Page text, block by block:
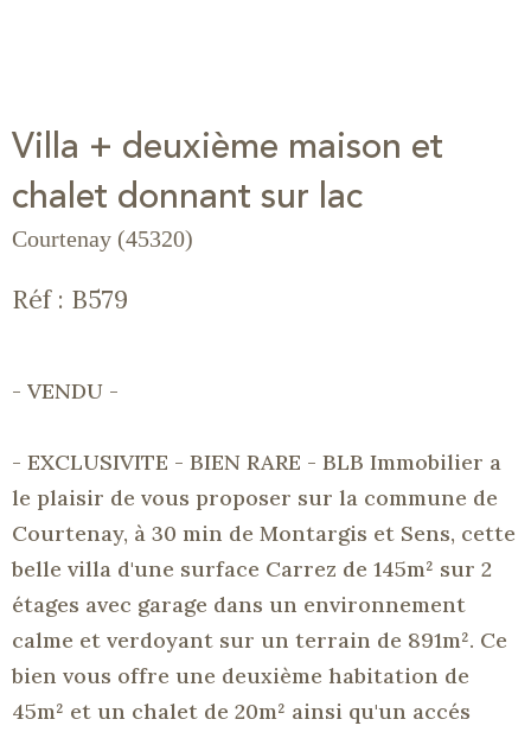
Villa + deuxième maison et
chalet donnant sur lac
Courtenay (45320)
Réf : B579
- VENDU -
- EXCLUSIVITE - BIEN RARE - BLB Immobilier a
le plaisir de vous proposer sur la commune de
Courtenay, à 30 min de Montargis et Sens, cette
belle villa d'une surface Carrez de 145m² sur 2
étages avec garage dans un environnement
calme et verdoyant sur un terrain de 891m². Ce
bien vous offre une deuxième habitation de
45m² et un chalet de 20m² ainsi qu'un accés